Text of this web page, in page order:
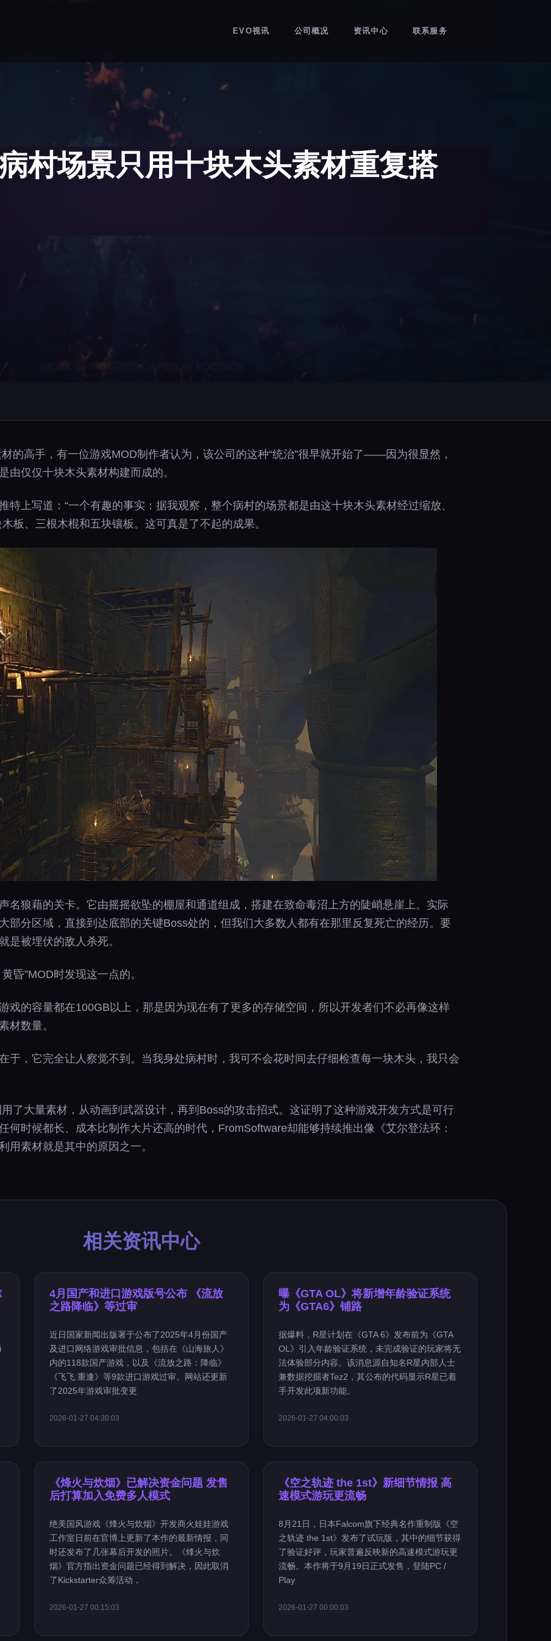
EVO视讯 公司概况 资讯中心 联系服务
村场景只用十块木头素材重复搭
的高手，有一位游戏MOD制作者认为，该公司的这种“统治”很早就开始了——因为很显然，
由仅仅十块木头素材构建而成的。
特上写道：“一个有趣的事实：据我观察，整个病村的场景都是由这十块木头素材经过缩放、
板、三根木棍和五块镶板。这可真是了不起的成果。
名狼藉的关卡。它由摇摇欲坠的棚屋和通道组成，搭建在致命毒沼上方的陡峭悬崖上。实际
部分区域，直接到达底部的关键Boss处的，但我们大多数人都有在那里反复死亡的经历。要
是被埋伏的敌人杀死。
昏”MOD时发现这一点的。
戏的容量都在100GB以上，那是因为现在有了更多的存储空间，所以开发者们不必再像这样
材数量。
于，它完全让人察觉不到。当我身处病村时，我可不会花时间去仔细检查每一块木头，我只会
了大量素材，从动画到武器设计，再到Boss的攻击招式。这证明了这种游戏开发方式是可行
何时候都长、成本比制作大片还高的时代，FromSoftware却能够持续推出像《艾尔登法环：
用素材就是其中的原因之一。
相关资讯中心
4月国产和进口游戏版号公布 《流放
之路降临》等过审
近日国家新闻出版署于公布了2025年4月份国产
及进口网络游戏审批信息，包括在《山海旅人》
内的118款国产游戏，以及《流放之路：降临》
《飞飞:重逢》等9款进口游戏过审。网站还更新
了2025年游戏审批变更
2026-01-27 04:30:03
曝《GTA OL》将新增年龄验证系统
为《GTA6》铺路
据爆料，R星计划在《GTA 6》发布前为《GTA
OL》引入年龄验证系统，未完成验证的玩家将无
法体验部分内容。该消息源自知名R星内部人士
兼数据挖掘者Tez2，其公布的代码显示R星已着
手开发此项新功能。
2026-01-27 04:00:03
《烽火与炊烟》已解决资金问题 发售
后打算加入免费多人模式
绝美国风游戏《烽火与炊烟》开发商火娃娃游戏
工作室日前在官博上更新了本作的最新情报，同
时还发布了几张幕后开发的照片。《烽火与炊
烟》官方指出资金问题已经得到解决，因此取消
了Kickstarter众筹活动，
2026-01-27 00:15:03
《空之轨迹 the 1st》新细节情报 高
速模式游玩更流畅
8月21日，日本Falcom旗下经典名作重制版《空
之轨迹 the 1st》发布了试玩版，其中的细节获得
了验证好评，玩家普遍反映新的高速模式游玩更
流畅。本作将于9月19日正式发售，登陆PC /
Play
2026-01-27 00:00:03